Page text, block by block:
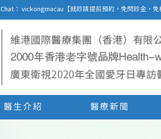
： vickongmacau【就診請提前預約，免問診金，免
醫生介紹 醫療新聞